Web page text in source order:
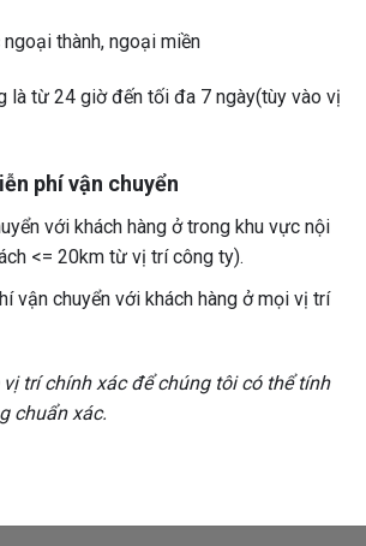
thành, ngoại miền
là từ 24 giờ đến tối đa 7 ngày(tùy vào vị
phí vận chuyển
với khách hàng ở trong khu vực nội
<= 20km từ vị trí công ty).
vận chuyển với khách hàng ở mọi vị trí
trí chính xác để chúng tôi có thể tính
chuẩn xác.